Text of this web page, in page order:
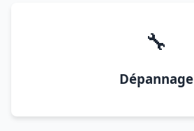
🔧
Dépannage